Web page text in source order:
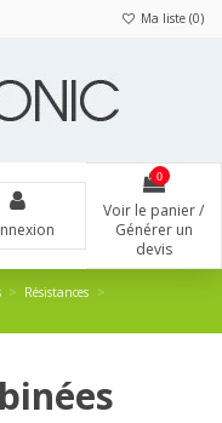
Ma liste (0)
0
Voir le panier /
Générer un
devis
Résistances